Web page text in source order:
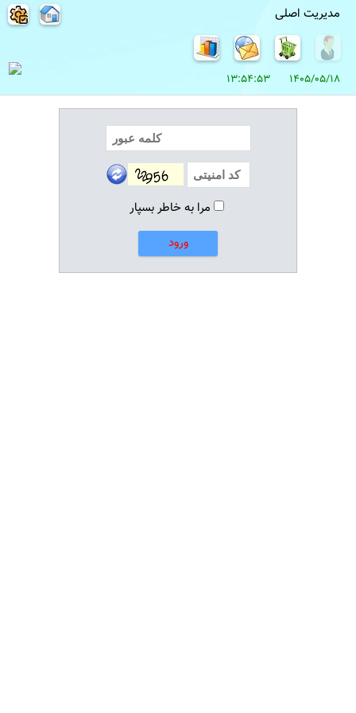
مدیریت اصلی
1405/05/18 13:54:53
مرا به خاطر بسپار